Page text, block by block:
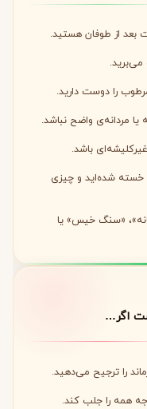
بعد از طوفان هستید.
را دوست دارید.
مردانه‌ی واضح نباشد.
باشد.
خسته شده‌اید و چیزی
«سنگ خیس» یا
اگر…
را ترجیح می‌دهید.
همه را جلب کند.